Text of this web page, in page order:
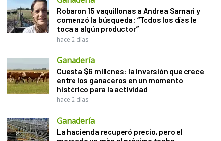
Robaron 15 vaquillonas a Andrea Sarnari y
comenzó la búsqueda: “Todos los días le
toca a algún productor”
hace 2 días
Ganadería
Cuesta $6 millones: la inversión que crece
entre los ganaderos en un momento
histórico para la actividad
hace 2 días
Ganadería
La hacienda recuperó precio, pero el